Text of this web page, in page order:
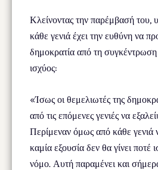
Κλείνοντας την παρέμβασή του,
κάθε γενιά έχει την ευθύνη να
δημοκρατία από τη συγκέντρωση
ισχύος:
«Ίσως οι θεμελιωτές της
από τις επόμενες γενιές να
Περίμεναν όμως από κάθε γενιά
καμία εξουσία δεν θα γίνει ποτέ
νόμο. Αυτή παραμένει και